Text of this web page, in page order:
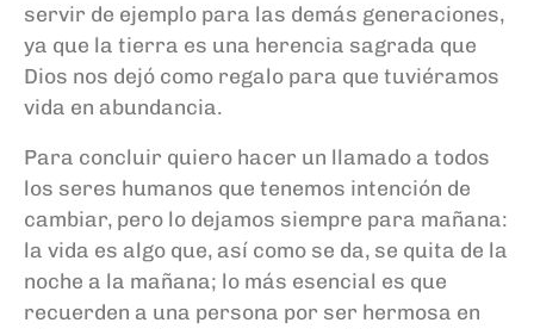
servir de ejemplo para las demás generaciones,
ya que la tierra es una herencia sagrada que
Dios nos dejó como regalo para que tuviéramos
vida en abundancia.
Para concluir quiero hacer un llamado a todos
los seres humanos que tenemos intención de
cambiar, pero lo dejamos siempre para mañana:
la vida es algo que, así como se da, se quita de la
noche a la mañana; lo más esencial es que
recuerden a una persona por ser hermosa en